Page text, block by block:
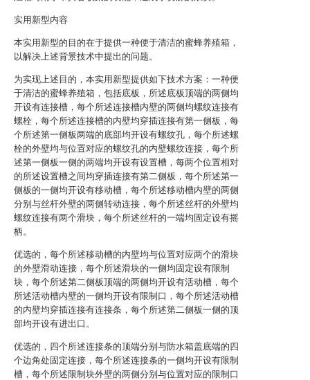
实用新型内容
本实用新型的目的在于提供一种便于清洁的蜜蜂养殖箱，
以解决上述背景技术中提出的问题。
为实现上述目的，本实用新型提供如下技术方案：一种便
于清洁的蜜蜂养殖箱，包括底板，所述底板顶端的两侧均
开设有连接槽，每个所述连接槽内壁的两侧均螺纹连接有
螺栓，每个所述连接槽的内壁均穿插连接有第一侧板，每
个所述第一侧板两端的底部均开设有螺纹孔，每个所述螺
栓的外壁均与位置对应的螺纹孔的内壁螺纹连接，每个所
述第一侧板一侧的两端均开设有设置槽，每两个位置相对
的所述设置槽之间均穿插连接有第二侧板，每个所述第一
侧板的一侧均开设有移动槽，每个所述移动槽内壁的两侧
分别与丝杆外壁的两侧转动连接，每个所述丝杆的外壁均
螺纹连接有两个滑块，每个所述丝杆的一端均固定设有摇
柄。
优选的，每个所述移动槽的内壁均与位置对应两个的滑块
的外壁滑动连接，每个所述滑块的一侧均固定设有限制
块，每个所述第二侧板顶端的两侧均开设有活动槽，每个
所述活动槽内壁的一侧均开设有限制口，每个所述活动槽
的内壁均穿插连接有连接条，每个所述第二侧板一侧的顶
部均开设有进出口。
优选的，四个所述连接条的顶端分别与防水箱盖底端的四
个边角处固定连接，每个所述连接条的一侧均开设有限制
槽，每个所述限制块外壁的两侧分别与位置对应的限制口